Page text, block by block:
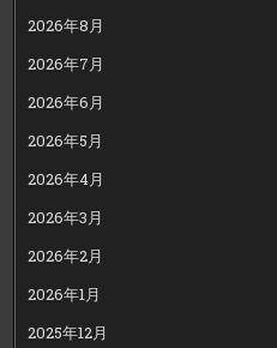
2026年8月
2026年7月
2026年6月
2026年5月
2026年4月
2026年3月
2026年2月
2026年1月
2025年12月